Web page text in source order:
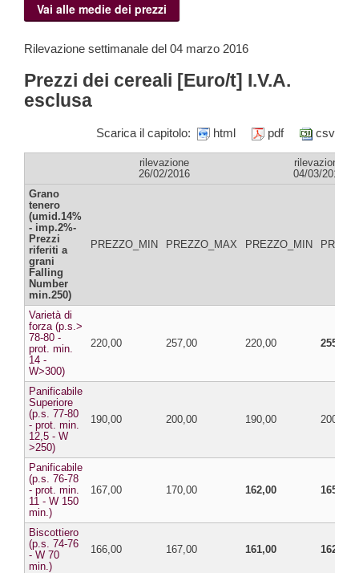
Vai alle medie dei prezzi
Rilevazione settimanale del 04 marzo 2016
Prezzi dei cereali [Euro/t] I.V.A.
esclusa
Scarica il capitolo: html pdf csv
rilevazione
26/02/2016
rilevazione
04/03/2016
Grano
tenero
(umid.14%
- imp.2%-
Prezzi
riferiti a
grani
Falling
Number
min.250)
PREZZO_MIN PREZZO_MAX PREZZO_MIN
Varietà di
forza (p.s.>
78-80 -
prot. min.
14 -
W>300)
220,00 257,00 220,00 255,00
Panificabile
Superiore
(p.s. 77-80
- prot. min.
12,5 - W
>250)
190,00 200,00 190,00 200,00
Panificabile
(p.s. 76-78
- prot. min.
11 - W 150
min.)
167,00 170,00 162,00 165,00
Biscottiero
(p.s. 74-76
- W 70
min.)
166,00 167,00 161,00 162,00